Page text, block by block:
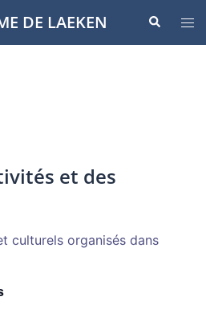
DE LAEKEN
le
et des
culturels organisés dans